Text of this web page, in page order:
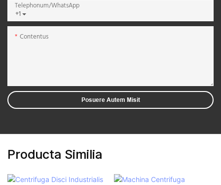
+1
Telephonum/WhatsApp
Contentus
Posuere Autem Misit
Producta Similia